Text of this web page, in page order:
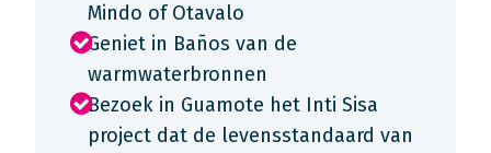
Mindo of Otavalo
Geniet in Baños van de
warmwaterbronnen
Bezoek in Guamote het Inti Sisa
project dat de levensstandaard van